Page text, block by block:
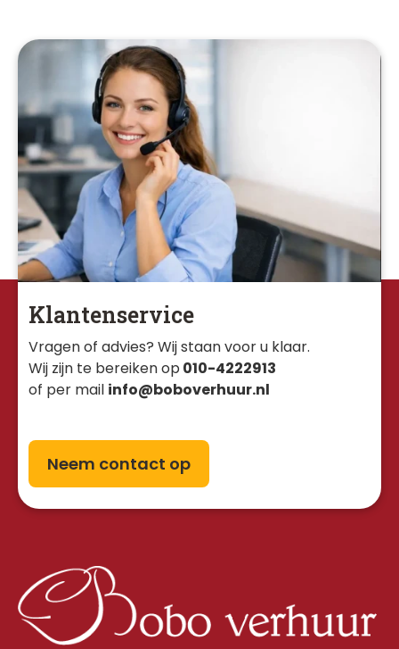
Klantenservice
Vragen of advies? Wij staan voor u klaar.
Wij zijn te bereiken op 010-4222913
of per mail info@boboverhuur.nl
Neem contact op